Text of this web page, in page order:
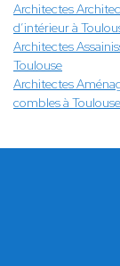
Architectes
d’intérieur à
Architectes
Toulouse
Architectes
combles à Toulouse